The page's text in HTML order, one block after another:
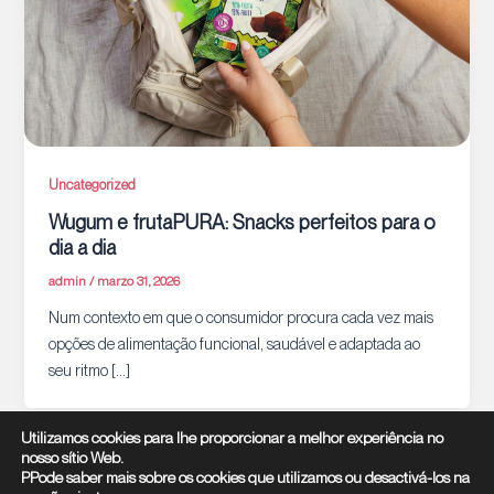
Uncategorized
Wugum e frutaPURA: Snacks perfeitos para o
dia a dia
admin/ marzo 31, 2026
Num contexto em que o consumidor procura cada vez mais
opções de alimentação funcional, saudável e adaptada ao
seu ritmo […]
Utilizamos cookies para lhe proporcionar a melhor experiência no
nosso sítio Web.
PPode saber mais sobre os cookies que utilizamos ou desactivá-los na